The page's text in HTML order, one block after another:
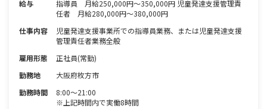
給与
指導員 月給250,000円～350,000円 児童発達支援管理責
任者 月給280,000円～380,000円
仕事内容
児童発達支援事業所での指導員業務、または児童発達支援
管理責任者業務全般
雇用形態
正社員(常勤)
勤務地
大阪府枚方市
勤務時間
8:00〜21:00
※上記時間内で実働8時間